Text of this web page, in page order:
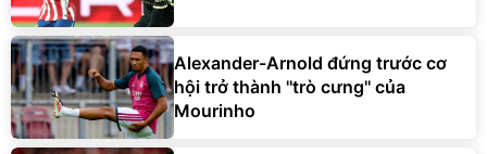
Alexander-Arnold đứng trước cơ
hội trở thành ''trò cưng'' của
Mourinho